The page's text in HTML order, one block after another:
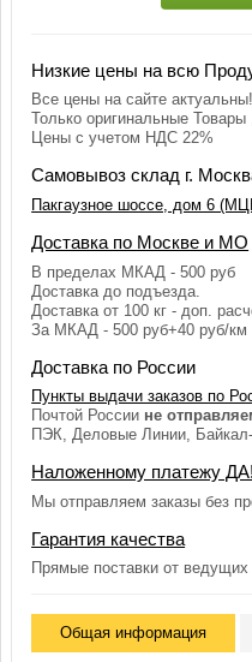
Низкие цены на всю
Все цены на сайте актуальны!
Только оригинальные Товары
Цены с учетом НДС 22%
Самовывоз склад г.
Пакгаузное шоссе, дом 6
Доставка по Москве и МО
В пределах МКАД - 500 руб
Доставка до подъезда.
Доставка от 100 кг - доп.
За МКАД - 500 руб+40 руб/км
Доставка по России
Пункты выдачи заказов по
Почтой России не
ПЭК, Деловые Линии,
Наложенному платежу ДА!
Мы отправляем заказы без
Гарантия качества
Прямые поставки от
Общая информация